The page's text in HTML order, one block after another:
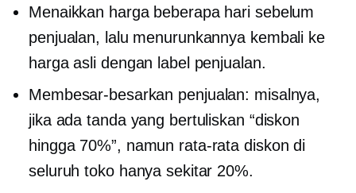
Menaikkan harga beberapa hari sebelum
penjualan, lalu menurunkannya kembali ke
harga asli dengan label penjualan.
Membesar-besarkan penjualan: misalnya,
jika ada tanda yang bertuliskan “diskon
hingga 70%”, namun rata-rata diskon di
seluruh toko hanya sekitar 20%.